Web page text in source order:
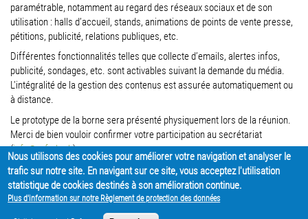
paramétrable, notamment au regard des réseaux sociaux et de son
utilisation : halls d’accueil, stands, animations de points de vente presse,
pétitions, publicité, relations publiques, etc.
Différentes fonctionnalités telles que collecte d’emails, alertes infos,
publicité, sondages, etc. sont activables suivant la demande du média.
L’intégralité de la gestion des contenus est assurée automatiquement ou
à distance.
Le prototype de la borne sera présenté physiquement lors de la réunion.
Merci de bien vouloir confirmer votre participation au secrétariat
(info@rsf-ch.ch)
PARTAGER
Nous utilisons des cookies pour améliorer votre navigation et analyser le
trafic sur notre site. En navigant sur ce site, vous acceptez l'utilisation
statistique de cookies destinés à son amélioration continue.
Plus d'information sur notre Règlement de protection des données